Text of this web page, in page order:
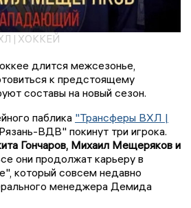
| ХОККЕЙ
длится межсезонье,
к предстоящему
составы на новый сезон.
паблика "Трансферы ВХЛ |
ВДВ" покинут три игрока.
Гончаров, Михаил Мещеряков и
они продолжат карьеру в
который совсем недавно
менеджера Демида